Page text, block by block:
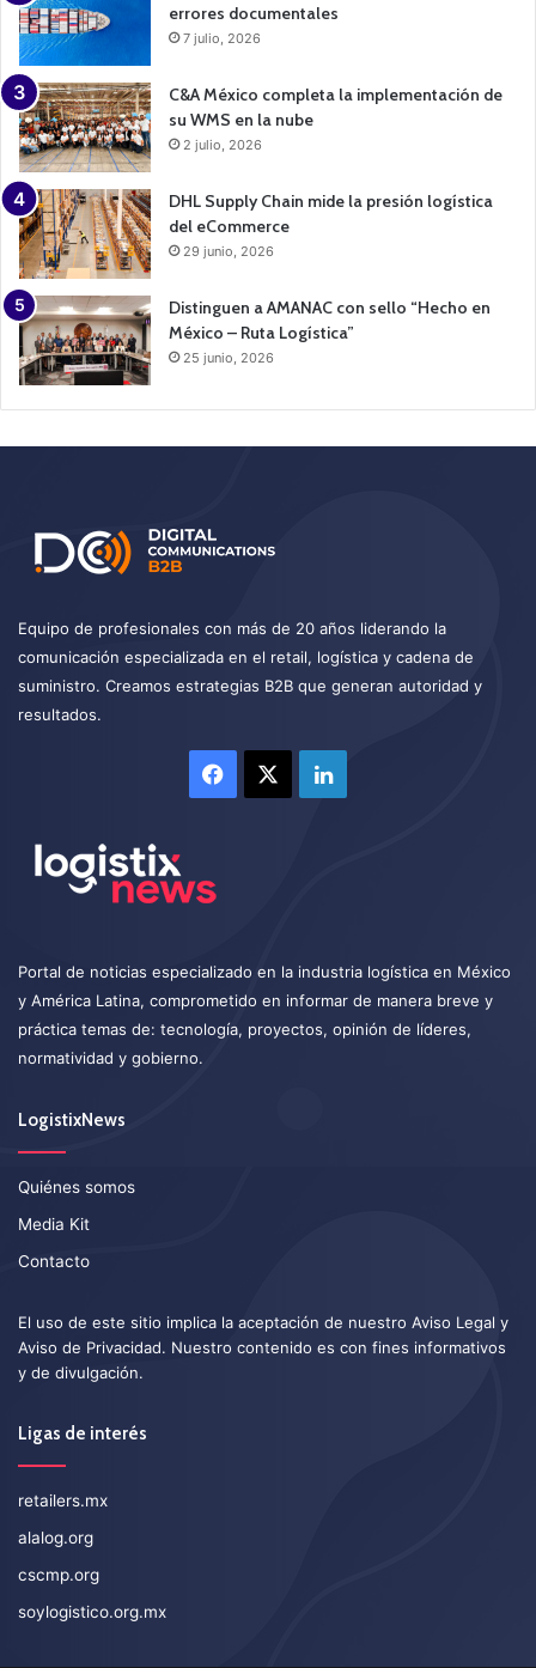
errores documentales
7 julio, 2026
C&A México completa la implementación de
su WMS en la nube
2 julio, 2026
DHL Supply Chain mide la presión logística
del eCommerce
29 junio, 2026
Distinguen a AMANAC con sello “Hecho en
México – Ruta Logística”
25 junio, 2026
Equipo de profesionales con más de 20 años liderando la
comunicación especializada en el retail, logística y cadena de
suministro. Creamos estrategias B2B que generan autoridad y
resultados.
Facebook LinkedIn
Portal de noticias especializado en la industria logística en México
y América Latina, comprometido en informar de manera breve y
práctica temas de: tecnología, proyectos, opinión de líderes,
normatividad y gobierno.
LogistixNews
Quiénes somos
Media Kit
Contacto
El uso de este sitio implica la aceptación de nuestro Aviso Legal y
Aviso de Privacidad. Nuestro contenido es con fines informativos
y de divulgación.
Ligas de interés
retailers.mx
alalog.org
cscmp.org
soylogistico.org.mx